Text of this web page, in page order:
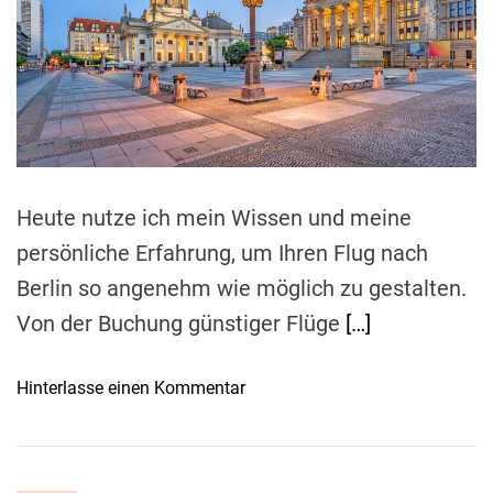
n
d
e
m
:
T
i
p
p
f
ü
d
i
b
e
d
r
e
a
d
t
i
m
e
Heute nutze ich mein Wissen und meine
persönliche Erfahrung, um Ihren Flug nach
Berlin so angenehm wie möglich zu gestalten.
Von der Buchung günstiger Flüge […]
Hinterlasse einen Kommentaro
E